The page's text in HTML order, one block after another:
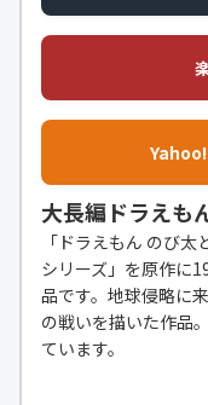
大長編ドラえも
「ドラえもん のび
シリーズ」を原作に
品です。地球侵略に
の戦いを描いた作品。
ています。